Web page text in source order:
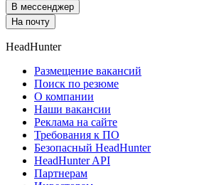
В мессенджер
На почту
HeadHunter
Размещение вакансий
Поиск по резюме
О компании
Наши вакансии
Реклама на сайте
Требования к ПО
Безопасный HeadHunter
HeadHunter API
Партнерам